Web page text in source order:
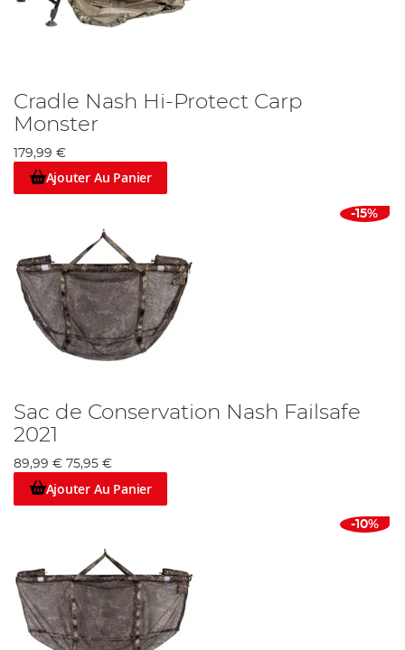
Cradle Nash Hi-Protect Carp
Monster
179,99 €
Ajouter Au Panier
-15%
Sac de Conservation Nash Failsafe
2021
89,99 € 75,95 €
Ajouter Au Panier
-10%